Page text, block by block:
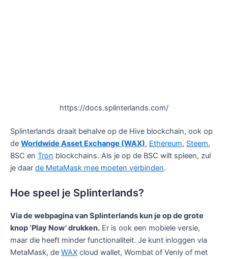
https://docs.splinterlands.com/
Splinterlands draait behalve op de Hive blockchain, ook op
de Worldwide Asset Exchange (WAX), Ethereum, Steem,
BSC en Tron blockchains. Als je op de BSC wilt spleen, zul
je daar de MetaMask mee moeten verbinden.
Hoe speel je Splinterlands?
Via de webpagina van Splinterlands kun je op de grote
knop ‘Play Now’ drukken. Er is ook een mobiele versie,
maar die heeft minder functionaliteit. Je kunt inloggen via
MetaMask, de WAX cloud wallet, Wombat of Venly of met